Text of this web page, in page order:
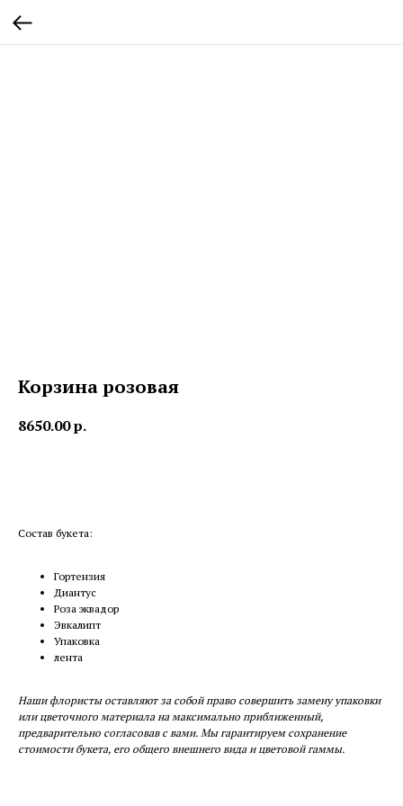
Корзина розовая
8650.00р.
Состав букета:
Гортензия
Диантус
Роза эквадор
Эвкалипт
Упаковка
лента
Наши флористы оставляют за собой право совершить замену упаковки
или цветочного материала на максимально приближенный,
предварительно согласовав с вами. Мы гарантируем сохранение
стоимости букета, его общего внешнего вида и цветовой гаммы.